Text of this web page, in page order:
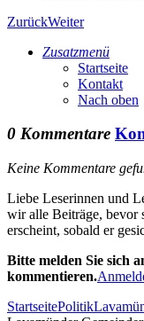
ZurückWeiter
Zusatzmenü
Startseite
Kontakt
Nach oben
0 Kommentare
Keine Kommentare
Liebe Leserinnen und
wir alle Beiträge, bevor
erscheint, sobald er
Bitte melden Sie sich
kommentieren.
StartseitePolitik